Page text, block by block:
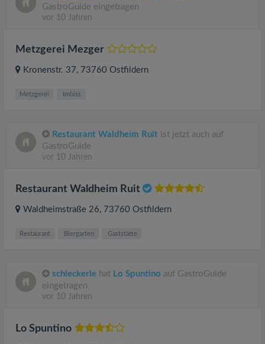
GastroGuide eingetragen
vor 10 Jahren
Metzgerei Mezger
Kronenstr. 37, 73760 Ostfildern
Metzgerei Imbiss
Restaurant Waldheim Ruit ist jetzt auch auf
GastroGuide
vor 10 Jahren
Restaurant Waldheim Ruit
Waldheimstraße 26, 73760 Ostfildern
Restaurant Biergarten Gaststätte
schleckerle hat Lo Spuntino auf GastroGuide
eingetragen
vor 10 Jahren
Lo Spuntino